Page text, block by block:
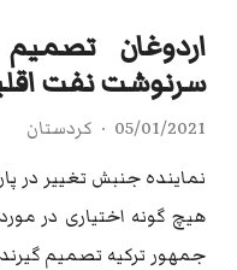
اردوغان
سرنوشت نفت
05/01/2021
کردستان
نماینده جنبش تغییر در
هیچ گونه اختیاری در
جمهور ترکیه تصمیم